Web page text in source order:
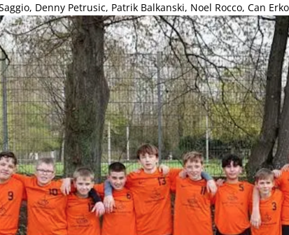
Denny Petrusic, Patrik Balkanski, Noel Rocco, Can